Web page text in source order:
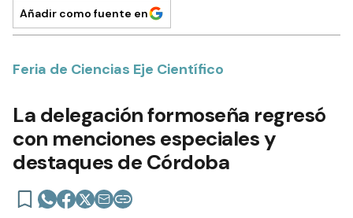
Añadir como fuente en
Feria de Ciencias Eje Científico
La delegación formoseña regresó
con menciones especiales y
destaques de Córdoba